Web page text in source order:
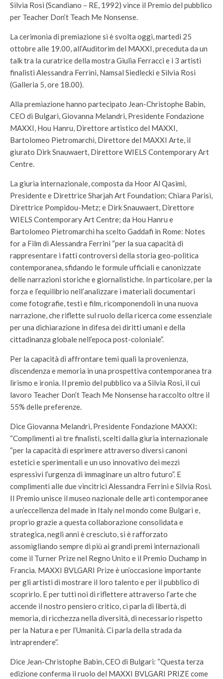
Silvia Rosi (Scandiano – RE, 1992) vince il Premio del pubblico
per Teacher Don’t Teach Me Nonsense.
La cerimonia di premiazione si è svolta oggi, martedì 25
ottobre alle 19.00, all’Auditorim del MAXXI, preceduta da un
talk tra la curatrice della mostra Giulia Ferracci e i 3 artisti
finalisti Alessandra Ferrini, Namsal Siedlecki e Silvia Rosi
(Galleria 5, ore 18.00).
Alla premiazione hanno partecipato Jean-Christophe Babin,
CEO di Bulgari, Giovanna Melandri, Presidente Fondazione
MAXXI, Hou Hanru, Direttore artistico del MAXXI,
Bartolomeo Pietromarchi, Direttore del MAXXI Arte, il
giurato Dirk Snauwaert, Direttore WIELS Contemporary Art
Centre.
La giuria internazionale, composta da Hoor Al Qasimi,
Presidente e Direttrice Sharjah Art Foundation; Chiara Parisi,
Direttrice Pompidou-Metz; e Dirk Snauwaert, Direttore
WIELS Contemporary Art Centre; da Hou Hanru e
Bartolomeo Pietromarchi ha scelto Gaddafi in Rome: Notes
for a Film di Alessandra Ferrini “per la sua capacità di
rappresentare i fatti controversi della storia geo-politica
contemporanea, sfidando le formule ufficiali e canonizzate
delle narrazioni storiche e giornalistiche. In particolare, per la
forza e l’equilibrio nell’analizzare i materiali documentari
come fotografie, testi e film, ricomponendoli in una nuova
narrazione, che riflette sul ruolo della ricerca come essenziale
per una dichiarazione in difesa dei diritti umani e della
cittadinanza globale nell’epoca post-coloniale”.
Per la capacità di affrontare temi quali la provenienza,
discendenza e memoria in una prospettiva contemporanea tra
lirismo e ironia. Il premio del pubblico va a Silvia Rosi, il cui
lavoro Teacher Don’t Teach Me Nonsense ha raccolto oltre il
55% delle preferenze.
Dice Giovanna Melandri, Presidente Fondazione MAXXI:
“Complimenti ai tre finalisti, scelti dalla giuria internazionale
“per la capacità di esprimere attraverso diversi canoni
estetici e sperimentali e un uso innovativo dei mezzi
espressivi l’urgenza di immaginare un altro futuro”. E
complimenti alle due vincitrici Alessandra Ferrini e Silvia Rosi.
Il Premio unisce il museo nazionale delle arti contemporanee
a un’eccellenza del made in Italy nel mondo come Bulgari e,
proprio grazie a questa collaborazione consolidata e
strategica, negli anni è cresciuto, si è rafforzato
assomigliando sempre di più ai grandi premi internazionali
come il Turner Prize nel Regno Unito e il Premio Duchamp in
Francia. MAXXI BVLGARI Prize è un’occasione importante
per gli artisti di mostrare il loro talento e per il pubblico di
scoprirlo. E per tutti noi di riflettere attraverso l’arte che
accende il nostro pensiero critico, ci parla di libertà, di
memoria, di ricchezza nella diversità, di necessario rispetto
per la Natura e per l’Umanità. Ci parla della strada da
intraprendere”.
Dice Jean-Christophe Babin, CEO di Bulgari: “Questa terza
edizione conferma il ruolo del MAXXI BVLGARI PRIZE come